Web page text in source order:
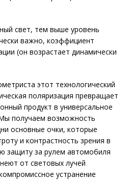
свет, тем выше уровень
важно, коэффициент
(он возрастает динамически
этот технологический
поляризация превращает
продукт в универсальное
получаем возможность
основные очки, которые
и контрастность зрения в
защиту за рулем автомобиля
от световых лучей
устранение